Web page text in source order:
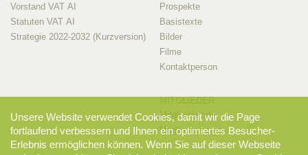
Vorstand VAT AI
Statuten VAT AI
Strategie 2022-2032 (Kurzversion)
Prospekte
Basistexte
Bilder
Filme
Kontaktperson
MITGLIEDER
Mitglieder-Info
Mitglieder-Login
Unsere Website verwendet Cookies, damit wir die Page
fortlaufend verbessern und Ihnen ein optimiertes Besucher-
Erlebnis ermöglichen können. Wenn Sie auf dieser Webseite